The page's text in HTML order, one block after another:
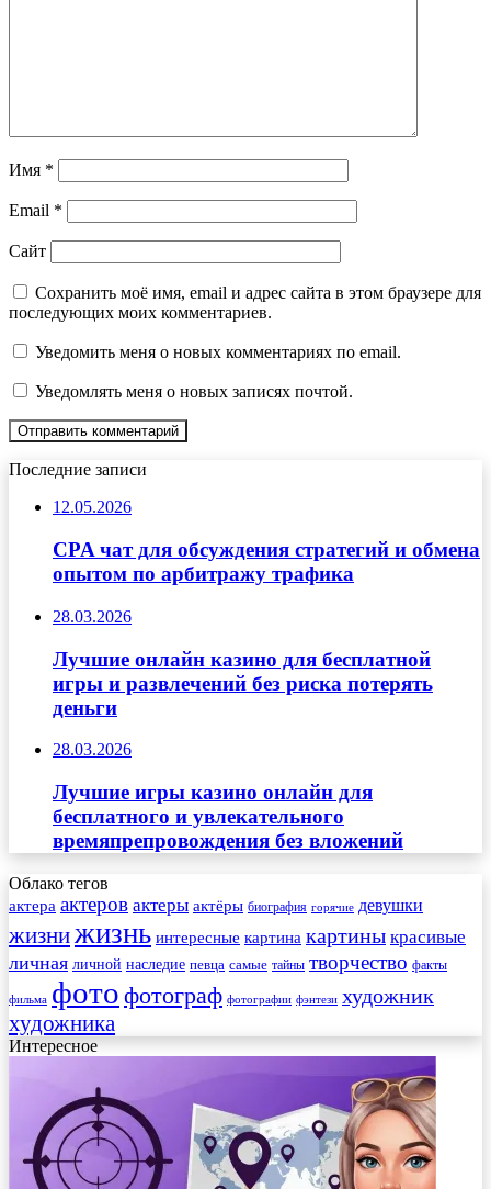
Имя *
Email *
Сайт
Сохранить моё имя, email и адрес сайта в этом браузере для
последующих моих комментариев.
Уведомить меня о новых комментариях по email.
Уведомлять меня о новых записях почтой.
Последние записи
12.05.2026
CPA чат для обсуждения стратегий и обмена
опытом по арбитражу трафика
28.03.2026
Лучшие онлайн казино для бесплатной
игры и развлечений без риска потерять
деньги
28.03.2026
Лучшие игры казино онлайн для
бесплатного и увлекательного
времяпрепровождения без вложений
Облако тегов
актера актеров актеры актёры биография горячие девушки
жизнижизнь интересные картина картины красивые
личная личной наследие певца самые тайны творчество факты
фильма фото фотограф фотографии фэнтези художник
художника
Интересное